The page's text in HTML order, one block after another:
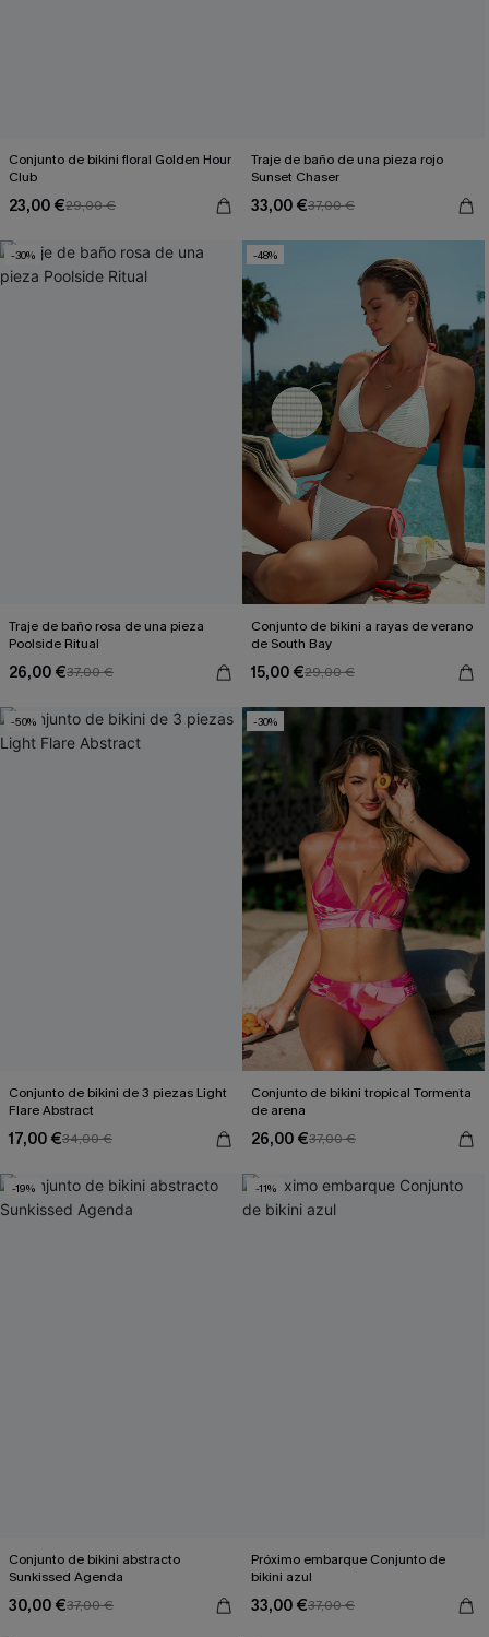
Conjunto de bikini floral Golden Hour
Club
23,00 €29,00 €
Traje de baño de una pieza rojo
Sunset Chaser
33,00 €37,00 €
-30%
Traje de baño rosa de una pieza
Poolside Ritual
26,00 €37,00 €
-48%
Conjunto de bikini a rayas de verano
de South Bay
15,00 €29,00 €
-50%
Conjunto de bikini de 3 piezas Light
Flare Abstract
17,00 €34,00 €
-30%
Conjunto de bikini tropical Tormenta
de arena
26,00 €37,00 €
-19%
Conjunto de bikini abstracto
Sunkissed Agenda
30,00 €37,00 €
-11%
Próximo embarque Conjunto de
bikini azul
33,00 €37,00 €